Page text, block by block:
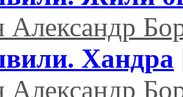
Хандра